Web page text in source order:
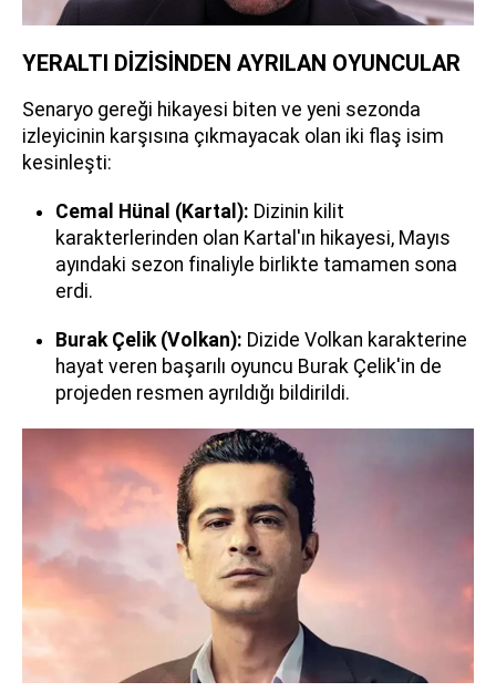
YERALTI DİZİSİNDEN AYRILAN OYUNCULAR
Senaryo gereği hikayesi biten ve yeni sezonda
izleyicinin karşısına çıkmayacak olan iki flaş isim
kesinleşti:
Cemal Hünal (Kartal): Dizinin kilit
karakterlerinden olan Kartal'ın hikayesi, Mayıs
ayındaki sezon finaliyle birlikte tamamen sona
erdi.
Burak Çelik (Volkan): Dizide Volkan karakterine
hayat veren başarılı oyuncu Burak Çelik'in de
projeden resmen ayrıldığı bildirildi.